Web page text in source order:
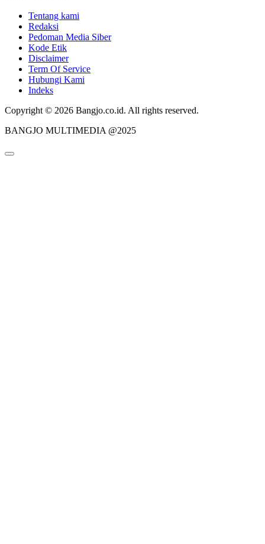
Tentang kami
Redaksi
Pedoman Media Siber
Kode Etik
Disclaimer
Term Of Service
Hubungi Kami
Indeks
Copyright © 2026 Bangjo.co.id. All rights reserved.
BANGJO MULTIMEDIA @2025